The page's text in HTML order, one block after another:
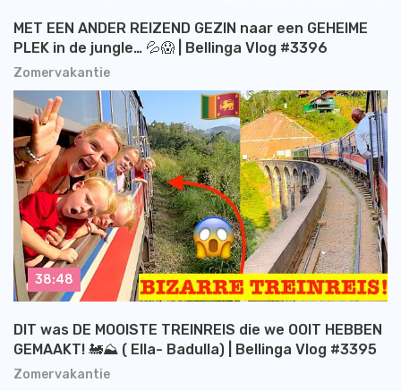
Zomervakantie
MET EEN ANDER REIZEND GEZIN naar een GEHEIME
PLEK in de jungle… 💦😱 | Bellinga Vlog #3396
Zomervakantie
DIT was DE MOOISTE TREINREIS die we OOIT HEBBEN
GEMAAKT! 🚂⛰️ ( Ella- Badulla) | Bellinga Vlog #3395
38:48